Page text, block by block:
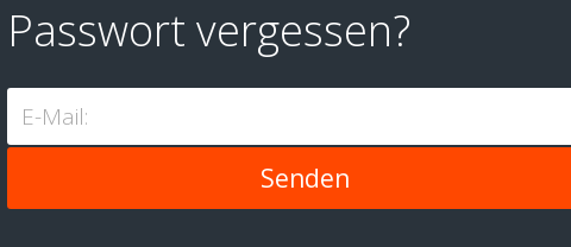
Passwort vergessen?
E-Mail: